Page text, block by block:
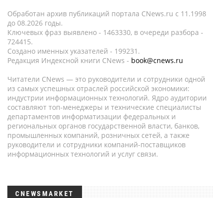
Обработан архив публикаций портала CNews.ru c 11.1998
до 08.2026 годы.
Ключевых фраз выявлено - 1463330, в очереди разбора -
724415.
Создано именных указателей - 199231.
Редакция Индексной книги CNews - book@cnews.ru
Читатели CNews — это руководители и сотрудники одной
из самых успешных отраслей российской экономики:
индустрии информационных технологий. Ядро аудитории
составляют топ-менеджеры и технические специалисты
департаментов информатизации федеральных и
региональных органов государственной власти, банков,
промышленных компаний, розничных сетей, а также
руководители и сотрудники компаний-поставщиков
информационных технологий и услуг связи.
CNEWSMARKET